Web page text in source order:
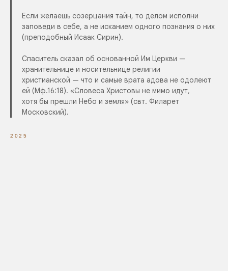
Если желаешь созерцания тайн, то делом исполни
заповеди в себе, а не исканием одного познания о них
(преподобный Исаак Сирин).
Спаситель сказал об основанной Им Церкви —
хранительнице и носительнице религии
христианской — что и самые врата адова не одолеют
ей (Мф.16:18). «Словеса Христовы не мимо идут,
хотя бы прешли Небо и земля» (свт. Филарет
Московский).
2025